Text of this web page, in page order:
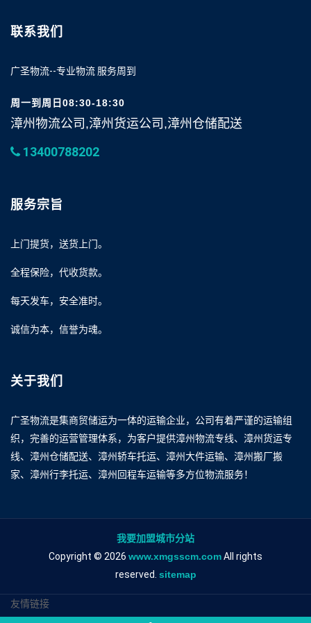
联系我们
广圣物流--专业物流 服务周到
周一到周日08:30-18:30
漳州物流公司,漳州货运公司,漳州仓储配送
13400788202
服务宗旨
上门提货，送货上门。
全程保险，代收货款。
每天发车，安全准时。
诚信为本，信誉为魂。
关于我们
广圣物流是集商贸储运为一体的运输企业，公司有着严谨的运输组
织，完善的运营管理体系，为客户提供漳州物流专线、漳州货运专
线、漳州仓储配送、漳州轿车托运、漳州大件运输、漳州搬厂搬
家、漳州行李托运、漳州回程车运输等多方位物流服务！
我要加盟城市分站
Copyright © 2026 www.xmgsscm.comAll rights
reserved. sitemap
友情链接